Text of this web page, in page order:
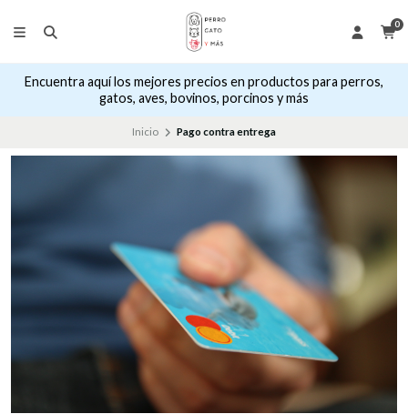
0
Encuentra aquí los mejores precios en productos para perros,
gatos, aves, bovinos, porcinos y más
Inicio Pago contra entrega